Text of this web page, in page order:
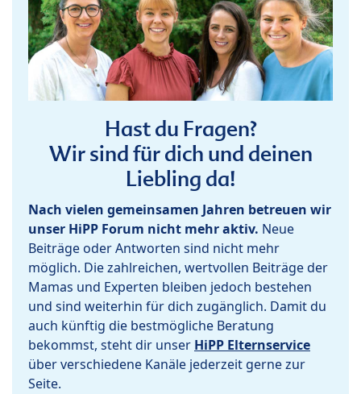
Hast du Fragen?
Wir sind für dich und deinen
Liebling da!
Nach vielen gemeinsamen Jahren betreuen wir
unser HiPP Forum nicht mehr aktiv. Neue
Beiträge oder Antworten sind nicht mehr
möglich. Die zahlreichen, wertvollen Beiträge der
Mamas und Experten bleiben jedoch bestehen
und sind weiterhin für dich zugänglich. Damit du
auch künftig die bestmögliche Beratung
bekommst, steht dir unser HiPP Elternservice
über verschiedene Kanäle jederzeit gerne zur
Seite.